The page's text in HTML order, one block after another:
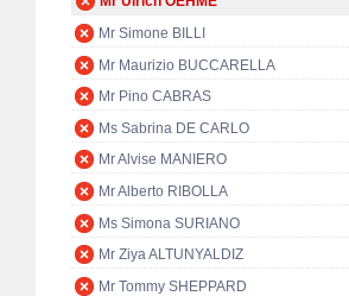
Mr Simone BILLI
Mr Maurizio BUCCARELLA
Mr Pino CABRAS
Ms Sabrina DE CARLO
Mr Alvise MANIERO
Mr Alberto RIBOLLA
Ms Simona SURIANO
Mr Ziya ALTUNYALDIZ
Mr Tommy SHEPPARD